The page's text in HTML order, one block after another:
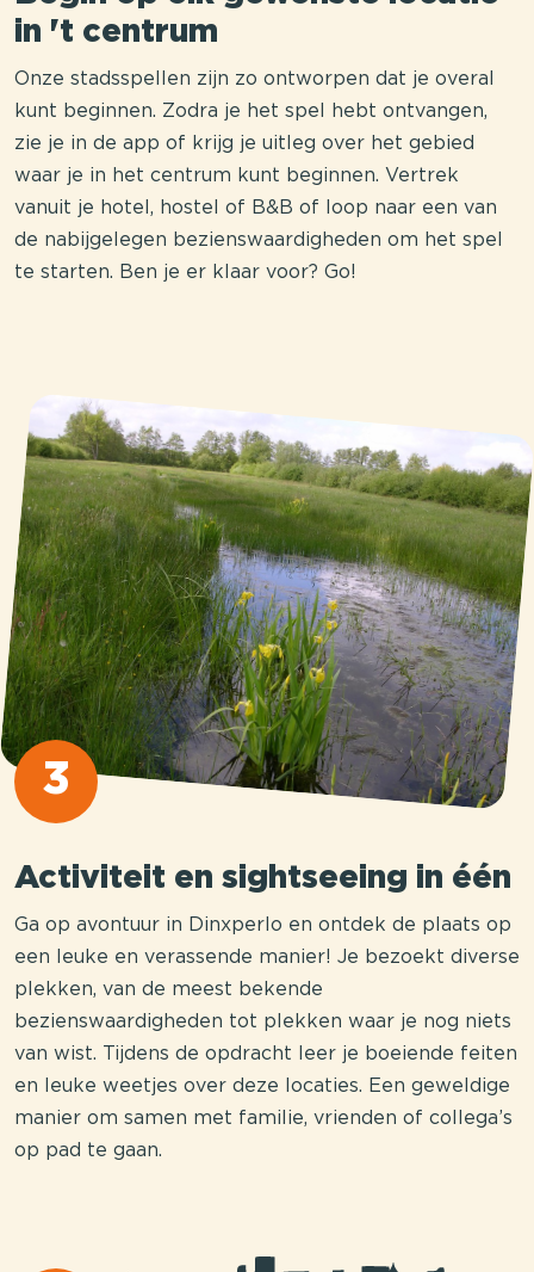
in 't centrum
Onze stadsspellen zijn zo ontworpen dat je overal
kunt beginnen. Zodra je het spel hebt ontvangen,
zie je in de app of krijg je uitleg over het gebied
waar je in het centrum kunt beginnen. Vertrek
vanuit je hotel, hostel of B&B of loop naar een van
de nabijgelegen bezienswaardigheden om het spel
te starten. Ben je er klaar voor? Go!
3
Activiteit en sightseeing in één
Ga op avontuur in Dinxperlo en ontdek de plaats op
een leuke en verassende manier! Je bezoekt diverse
plekken, van de meest bekende
bezienswaardigheden tot plekken waar je nog niets
van wist. Tijdens de opdracht leer je boeiende feiten
en leuke weetjes over deze locaties. Een geweldige
manier om samen met familie, vrienden of collega’s
op pad te gaan.